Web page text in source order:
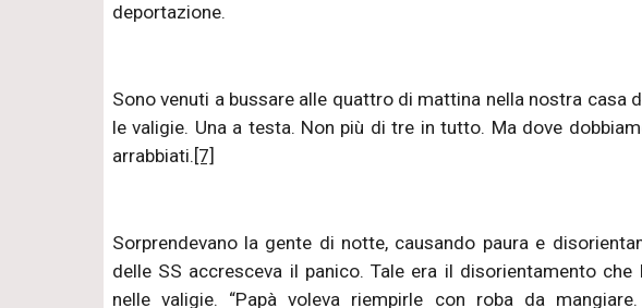
deportazione.
Sono venuti a bussare alle quattro di mattina nella nostra
le valigie. Una a testa. Non più di tre in tutto. Ma dove
arrabbiati. [7]
Sorprendevano la gente di notte, causando paura e
delle SS accresceva il panico. Tale era il disorientamento
nelle valigie. “Papà voleva riempirle con roba da